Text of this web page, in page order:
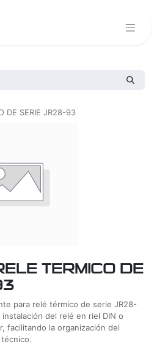
DE SERIE JR28-93
TERMICO DE
para relé térmico de serie JR28-
instalación del relé en riel DIN o
facilitando la organización del